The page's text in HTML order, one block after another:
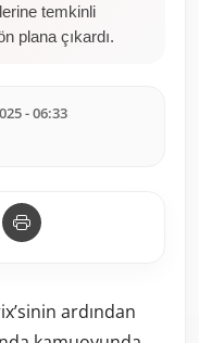
temkinli
plana çıkardı.
- 06:33
ardından